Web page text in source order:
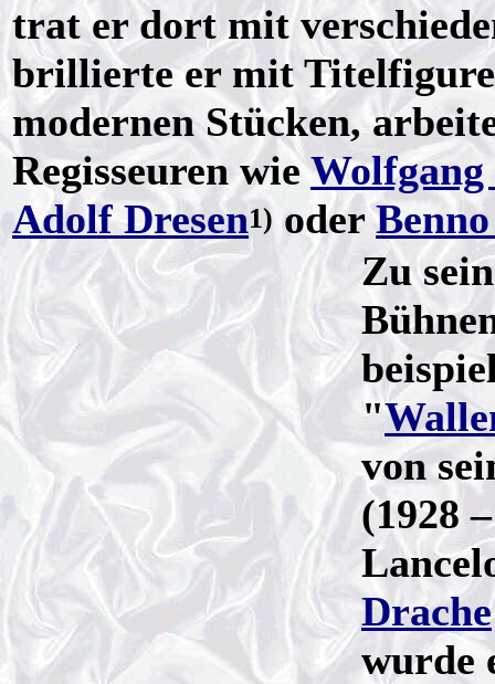
trat er dort mit
brillierte er mit
modernen Stücken,
Regisseuren wie
Adolf Dresen1) oder
Zu
"
von
(1928
Drache
wurde